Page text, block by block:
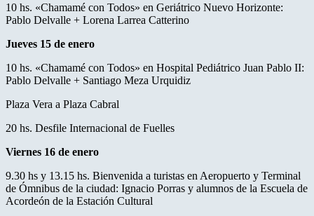
10 hs. «Chamamé con Todos» en Geriátrico Nuevo Horizonte:
Pablo Delvalle + Lorena Larrea Catterino
Jueves 15 de enero
10 hs. «Chamamé con Todos» en Hospital Pediátrico Juan Pablo II:
Pablo Delvalle + Santiago Meza Urquidiz
Plaza Vera a Plaza Cabral
20 hs. Desfile Internacional de Fuelles
Viernes 16 de enero
9.30 hs y 13.15 hs. Bienvenida a turistas en Aeropuerto y Terminal
de Ómnibus de la ciudad: Ignacio Porras y alumnos de la Escuela de
Acordeón de la Estación Cultural